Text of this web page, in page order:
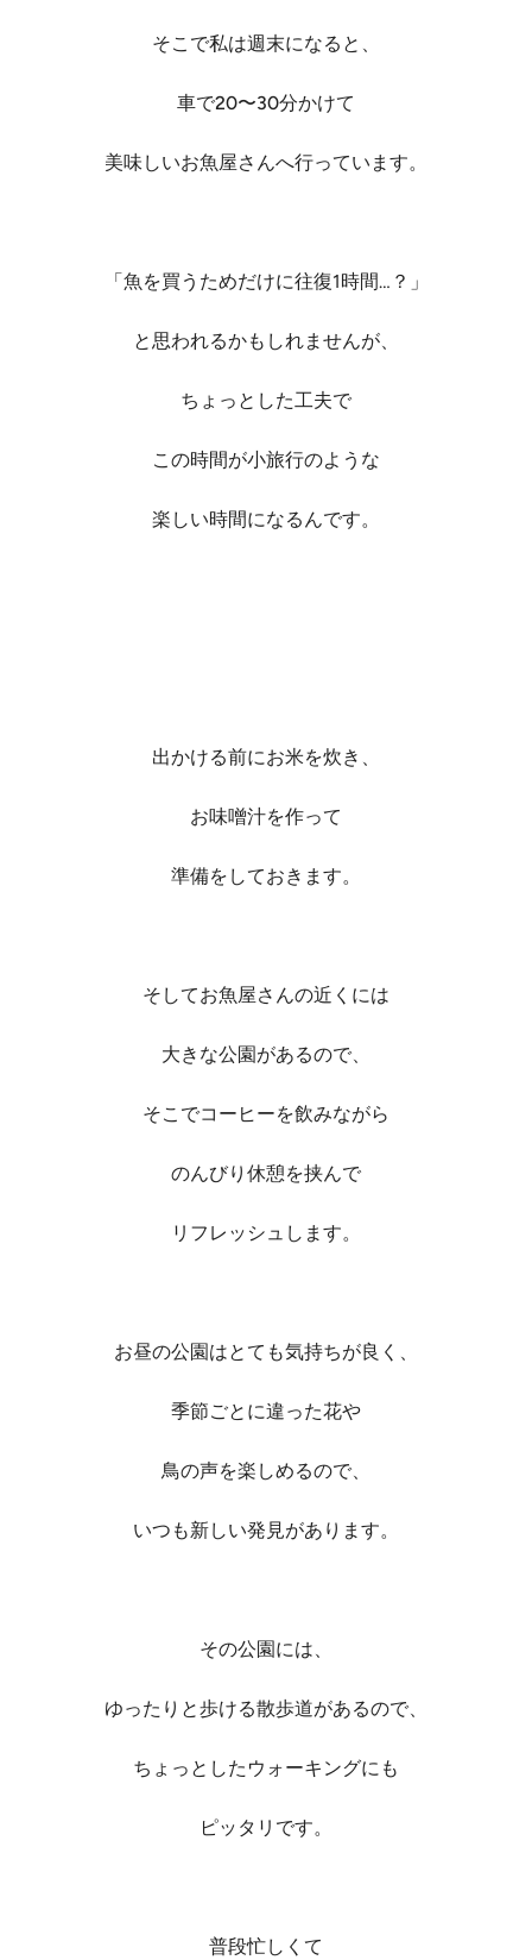
そこで私は週末になると、
車で20〜30分かけて
美味しいお魚屋さんへ行っています。
「魚を買うためだけに往復1時間…？」
と思われるかもしれませんが、
ちょっとした工夫で
この時間が小旅行のような
楽しい時間になるんです。
出かける前にお米を炊き、
お味噌汁を作って
準備をしておきます。
そしてお魚屋さんの近くには
大きな公園があるので、
そこでコーヒーを飲みながら
のんびり休憩を挟んで
リフレッシュします。
お昼の公園はとても気持ちが良く、
季節ごとに違った花や
鳥の声を楽しめるので、
いつも新しい発見があります。
その公園には、
ゆったりと歩ける散歩道があるので、
ちょっとしたウォーキングにも
ピッタリです。
普段忙しくて